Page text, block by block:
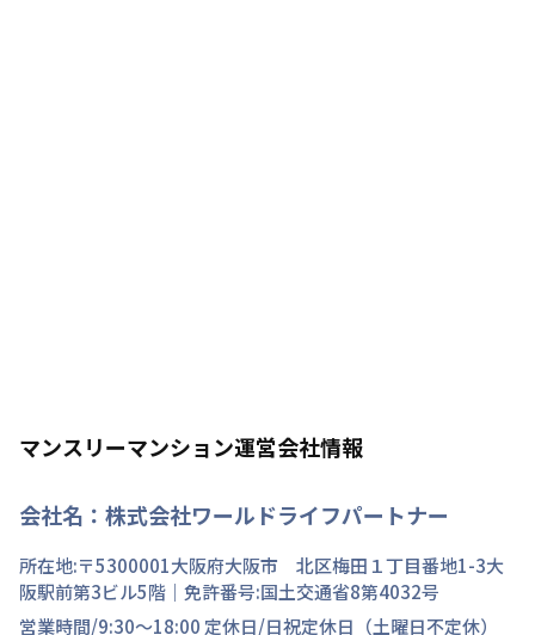
マンスリーマンション運営会社情報
会社名： 株式会社ワールドライフパートナー
所在地:〒5300001大阪府大阪市 北区梅田 １丁目番地1-3大
阪駅前第3ビル5階 ｜免許番号:国土交通省8第4032号
営業時間/9:30～18:00 定休日/日祝定休日（土曜日不定休）